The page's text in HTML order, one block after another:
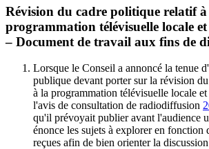
Révision du cadre politique relatif à
programmation télévisuelle locale
– Document de travail aux fins de
Lorsque le Conseil a annoncé la tenue
publique devant porter sur la révision
à la programmation télévisuelle locale
l'avis de consultation de radiodiffusion
qu'il prévoyait publier avant l'audience
énonce les sujets à explorer en fonction
reçues afin de bien orienter la